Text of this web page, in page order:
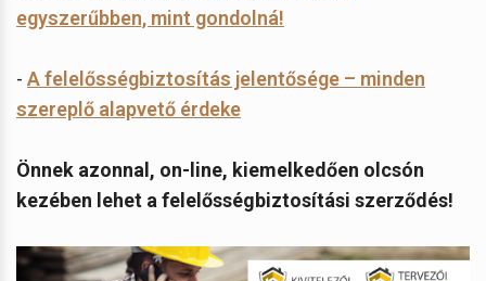
egyszerűbben, mint gondolná!
- A felelősségbiztosítás jelentősége – minden
szereplő alapvető érdeke
Önnek azonnal, on-line, kiemelkedően olcsón
kezében lehet a felelősségbiztosítási szerződés!